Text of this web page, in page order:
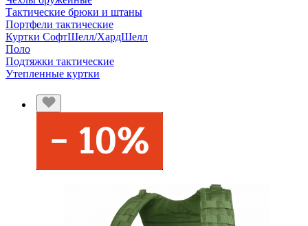
Тактические брюки и штаны
Портфели тактические
Куртки СофтШелл/ХардШелл
Поло
Подтяжки тактические
Утепленные куртки